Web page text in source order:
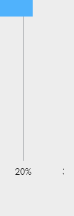
20%